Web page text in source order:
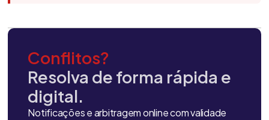
Conflitos?
Resolva de forma rápida e
digital.
Notificações e arbitragem online com validade